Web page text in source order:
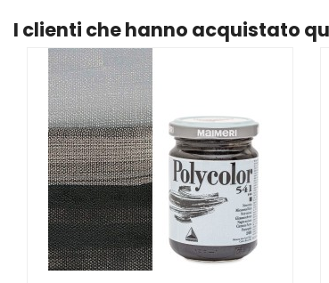
I clienti che hanno acquistato